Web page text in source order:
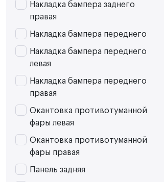
Накладка бампера заднего
правая
Накладка бампера переднего
Накладка бампера переднего
левая
Накладка бампера переднего
правая
Окантовка противотуманной
фары левая
Окантовка противотуманной
фары правая
Панель задняя